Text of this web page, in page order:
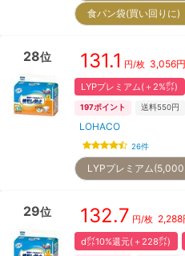
食パン袋(買い回り
28位 131.1 円/枚 3,056円
LYPプレミアム(＋2%㌽)
197ポイント 送料550円
LOHACO
26件
LYPプレミアム
29位 132.7 円/枚 2,288
d㌽10%還元(＋228㌽)